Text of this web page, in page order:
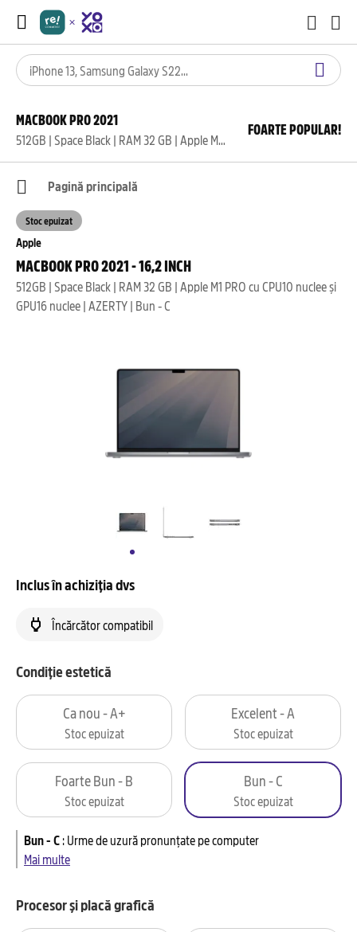
MACBOOK PRO 2021
512GB | Space Black | RAM 32 GB | Apple M1 PRO cu CPU10 nuclee și GPU16 nuclee | AZERTY | Bun - C
FOARTE POPULAR!
Pagină principală
Apple
MACBOOK PRO 2021 - 16,2 INCH
512GB | Space Black | RAM 32 GB | Apple M1 PRO cu CPU10 nuclee și
GPU16 nuclee | AZERTY | Bun - C
Stoc epuizat
Inclus în achiziția dvs
Încărcător compatibil
Condiție estetică
Ca nou - A+
Stoc epuizat
Excelent - A
Stoc epuizat
Foarte Bun - B
Stoc epuizat
Bun - C
Stoc epuizat
Bun - C:Urme de uzură pronunțate pe computer
Mai multe
Procesor și placă grafică